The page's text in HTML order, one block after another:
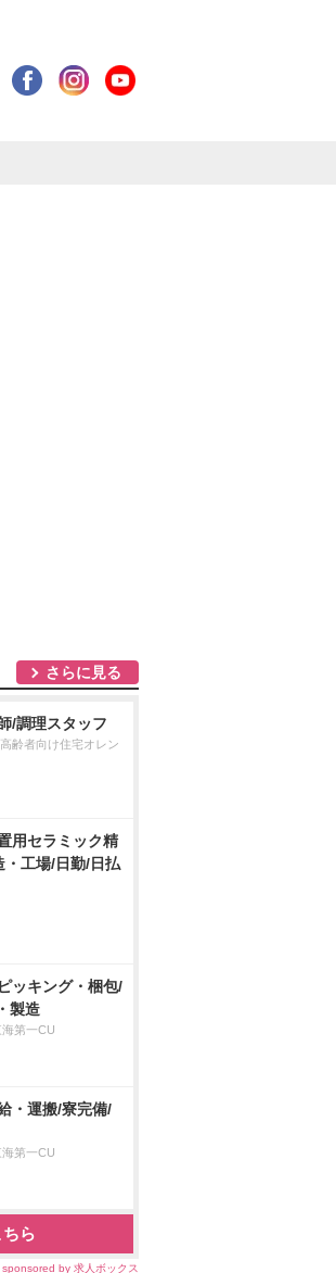
さらに見る
/調理スタッフ
齢者向け住宅オレン
用セラミック精
・工場/日勤/日払
ッキング・梱包/
製造
第一CU
・運搬/寮完備/
第一CU
ら
sponsored by 求人ボックス